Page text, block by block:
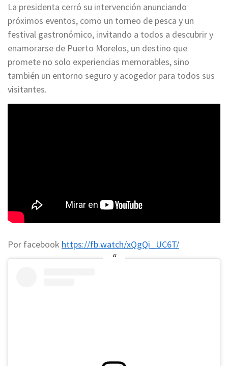
La presidenta cerró su intervención anunciando
próximos eventos, como un torneo de pesca y un
festival gastronómico, invitando a todos a descubrir y
enamorarse de Puerto Morelos, un destino que
promete no solo experiencias memorables, sino
también un entorno seguro y acogedor para todos sus
visitantes.
Por facebook https://fb.watch/xQgQi_UC6T/